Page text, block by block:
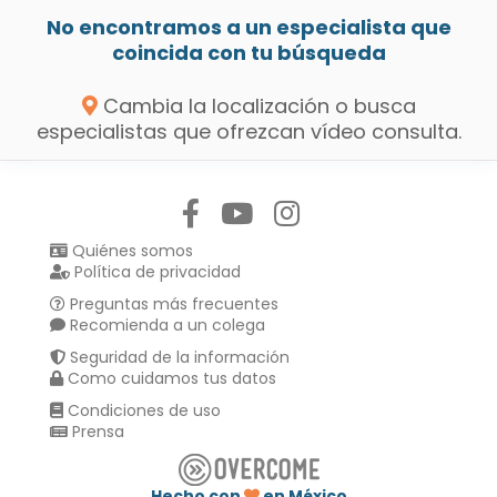
No encontramos a un especialista que
coincida con tu búsqueda
Cambia la localización o busca
especialistas que ofrezcan vídeo consulta.
Quiénes somos
Política de privacidad
Preguntas más frecuentes
Recomienda a un colega
Seguridad de la información
Como cuidamos tus datos
Condiciones de uso
Prensa